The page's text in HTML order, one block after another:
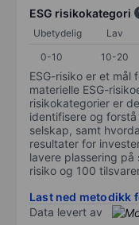
ESG risikokategori
Ubetydelig Lav
0-10
10-20
ESG-risiko er et
materielle ESG-
risikokategorier er
identifisere og
selskap, samt
resultater for
lavere plassering
risiko og 100
Last ned metodikk
Data levert av